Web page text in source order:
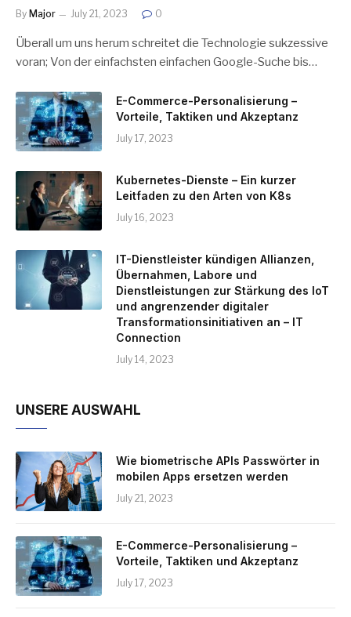
By Major July 21, 2023 0
Überall um uns herum schreitet die Technologie sukzessive
voran; Von der einfachsten einfachen Google-Suche bis…
E-Commerce-Personalisierung –
Vorteile, Taktiken und Akzeptanz
July 17, 2023
Kubernetes-Dienste – Ein kurzer
Leitfaden zu den Arten von K8s
July 16, 2023
IT-Dienstleister kündigen Allianzen,
Übernahmen, Labore und
Dienstleistungen zur Stärkung des IoT
und angrenzender digitaler
Transformationsinitiativen an – IT
Connection
July 14, 2023
UNSERE AUSWAHL
Wie biometrische APIs Passwörter in
mobilen Apps ersetzen werden
July 21, 2023
E-Commerce-Personalisierung –
Vorteile, Taktiken und Akzeptanz
July 17, 2023